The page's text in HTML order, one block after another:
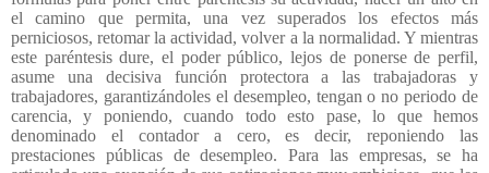
el camino que permita, una vez superados los efectos más
perniciosos, retomar la actividad, volver a la normalidad. Y mientras
este paréntesis dure, el poder público, lejos de ponerse de perfil,
asume una decisiva función protectora a las trabajadoras y
trabajadores, garantizándoles el desempleo, tengan o no periodo de
carencia, y poniendo, cuando todo esto pase, lo que hemos
denominado el contador a cero, es decir, reponiendo las
prestaciones públicas de desempleo. Para las empresas, se ha